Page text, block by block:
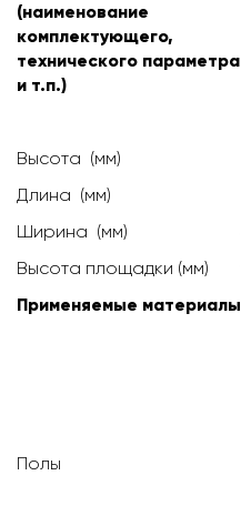
(наименование
комплектующего,
технического параметра
и т.п.)
Высота (мм)
Длина (мм)
Ширина (мм)
Высота площадки (мм)
Применяемые материалы
Полы